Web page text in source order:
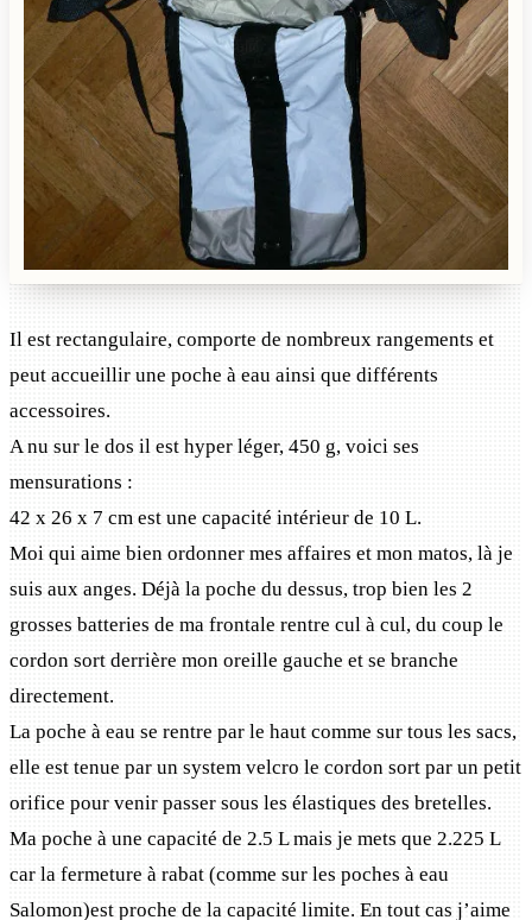
Il est rectangulaire, comporte de nombreux rangements et
peut accueillir une poche à eau ainsi que différents
accessoires.
A nu sur le dos il est hyper léger, 450 g, voici ses
mensurations :
42 x 26 x 7 cm est une capacité intérieur de 10 L.
Moi qui aime bien ordonner mes affaires et mon matos, là je
suis aux anges. Déjà la poche du dessus, trop bien les 2
grosses batteries de ma frontale rentre cul à cul, du coup le
cordon sort derrière mon oreille gauche et se branche
directement.
La poche à eau se rentre par le haut comme sur tous les sacs,
elle est tenue par un system velcro le cordon sort par un petit
orifice pour venir passer sous les élastiques des bretelles.
Ma poche à une capacité de 2.5 L mais je mets que 2.225 L
car la fermeture à rabat (comme sur les poches à eau
Salomon)est proche de la capacité limite. En tout cas j’aime